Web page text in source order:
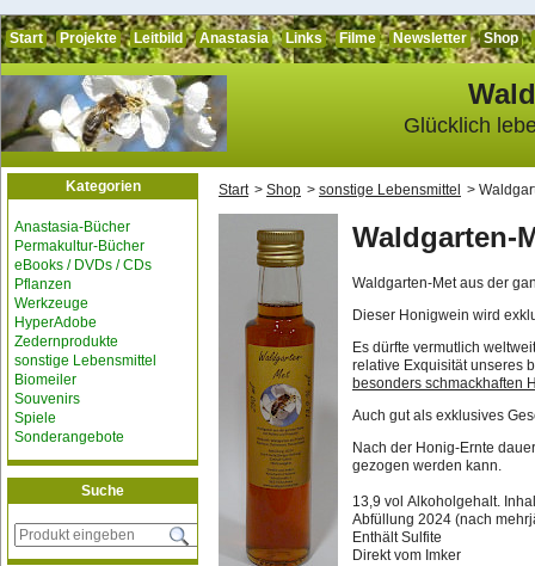
Start Projekte Leitbild Anastasia Links Filme Newsletter Shop
Glücklich
Kategorien
Anastasia-Bücher
Permakultur-Bücher
eBooks / DVDs / CDs
Pflanzen
Werkzeuge
HyperAdobe
Zedernprodukte
sonstige Lebensmittel
Biomeiler
Souvenirs
Spiele
Sonderangebote
Suche
Start Shop sonstige Lebensmittel
Waldgarten-
Waldgarten-Met aus der
Dieser Honigwein wird
Es dürfte vermutlich
relative Exquisität unseres
besonders schmackhaften
Auch gut als exklusives
Nach der Honig-Ernte
gezogen werden kann.
13,9 vol Alkoholgehalt.
Abfüllung 2024 (nach
Enthält Sulfite
Direkt vom Imker